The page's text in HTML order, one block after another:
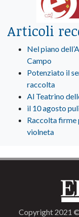
Articoli
Nel piano
Campo
Potenziato il
raccolta
Al Teatrino
il 10 agosto
Raccolta firme
violneta
Copyright 2021